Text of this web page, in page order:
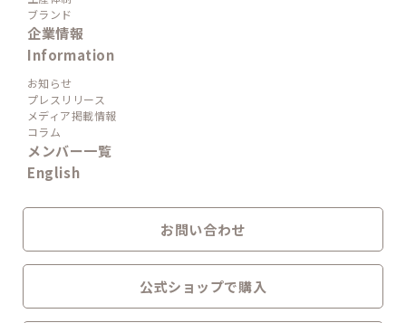
ブランド
企業情報
Information
お知らせ
プレスリリース
メディア掲載情報
コラム
メンバー一覧
English
お問い合わせ
公式ショップで購入